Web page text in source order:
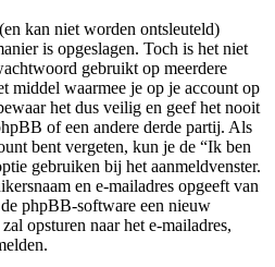
kan niet worden ontsleuteld)
is opgeslagen. Toch is het niet
gebruikt op meerdere
middel waarmee je op je account op
het dus veilig en geef het nooit
of een andere derde partij. Als
bent vergeten, kun je de “Ik ben
gebruiken bij het aanmeldvenster.
en e-mailadres opgeeft van
phpBB-software een nieuw
opsturen naar het e-mailadres,